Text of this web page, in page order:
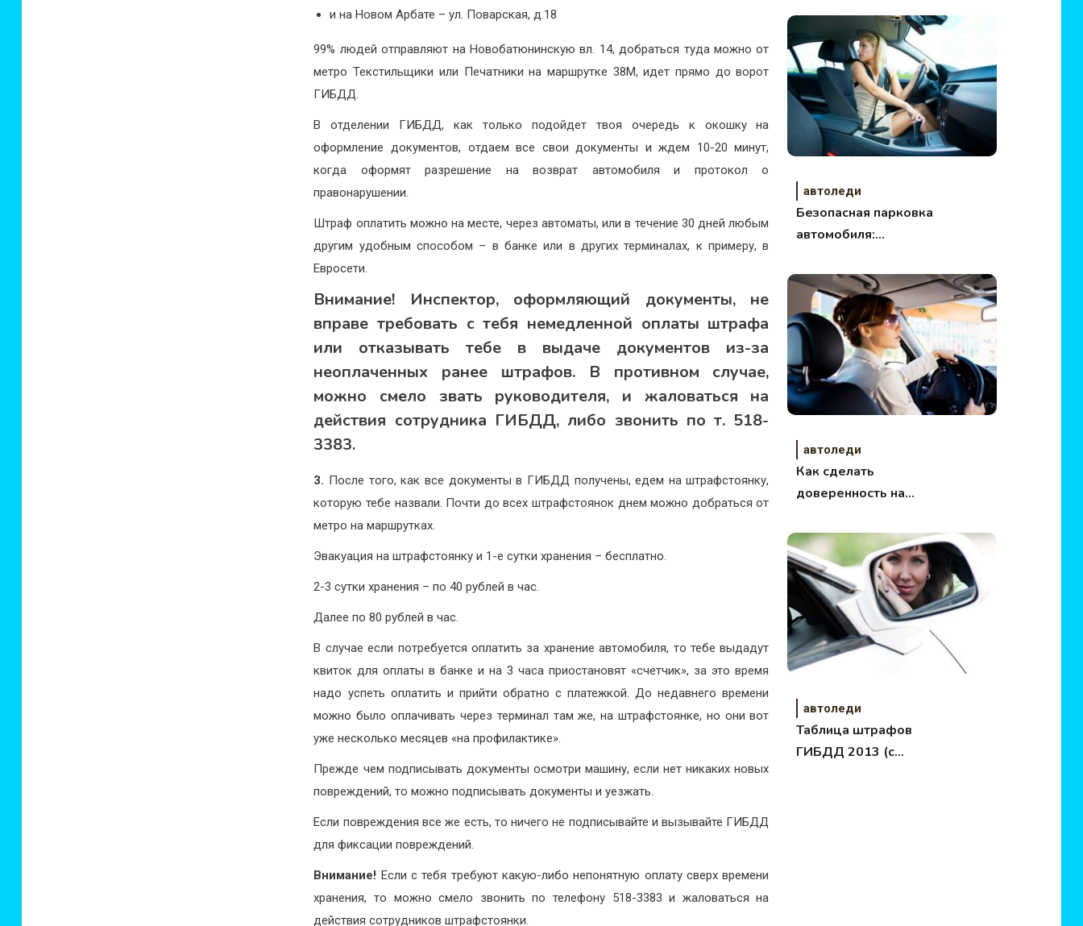
и на Новом Арбате – ул. Поварская, д.18
99% людей отправляют на Новобатюнинскую вл. 14, добраться туда можно от
метро Текстильщики или Печатники на маршрутке 38М, идет прямо до ворот
ГИБДД.
В отделении ГИБДД, как только подойдет твоя очередь к окошку на
оформление документов, отдаем все свои документы и ждем 10-20 минут,
когда оформят разрешение на возврат автомобиля и протокол о
правонарушении.
Штраф оплатить можно на месте, через автоматы, или в течение 30 дней любым
другим удобным способом – в банке или в других терминалах, к примеру, в
Евросети.
Внимание! Инспектор, оформляющий документы, не
вправе требовать с тебя немедленной оплаты штрафа
или отказывать тебе в выдаче документов из-за
неоплаченных ранее штрафов. В противном случае,
можно смело звать руководителя, и жаловаться на
действия сотрудника ГИБДД, либо звонить по т. 518-
3383.
3. После того, как все документы в ГИБДД получены, едем на штрафстоянку,
которую тебе назвали. Почти до всех штрафстоянок днем можно добраться от
метро на маршрутках.
Эвакуация на штрафстоянку и 1-е сутки хранения – бесплатно.
2-3 сутки хранения – по 40 рублей в час.
Далее по 80 рублей в час.
В случае если потребуется оплатить за хранение автомобиля, то тебе выдадут
квиток для оплаты в банке и на 3 часа приостановят «счетчик», за это время
надо успеть оплатить и прийти обратно с платежкой. До недавнего времени
можно было оплачивать через терминал там же, на штрафстоянке, но они вот
уже несколько месяцев «на профилактике».
Прежде чем подписывать документы осмотри машину, если нет никаких новых
повреждений, то можно подписывать документы и уезжать.
Если повреждения все же есть, то ничего не подписывайте и вызывайте ГИБДД
для фиксации повреждений.
Внимание! Если с тебя требуют какую-либо непонятную оплату сверх времени
хранения, то можно смело звонить по телефону 518-3383 и жаловаться на
действия сотрудников штрафстоянки.
автоледи
Безопасная парковка
автомобиля:
автоледи
автоледи
Как сделать
доверенность на
автоледи
Таблица штрафов
ГИБДД 2013 (с